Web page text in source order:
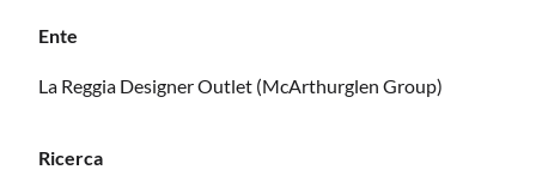
Ente
La Reggia Designer Outlet (McArthurglen Group)
Ricerca